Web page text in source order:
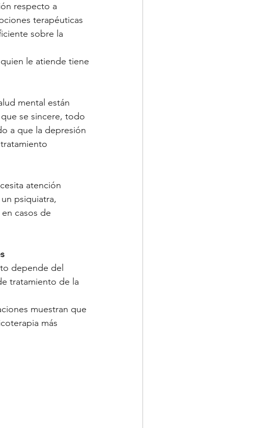
respecto a
terapéuticas
sobre la
le atiende tiene
mental están
se sincere, todo
a que la depresión
atención
psiquiatra,
casos de
depende del
tratamiento de la
muestran que
más